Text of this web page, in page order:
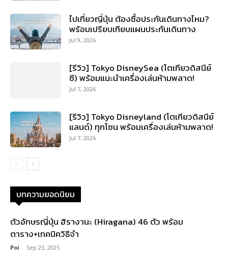
ไปเที่ยวญี่ปุ่น ต้องซื้อประกันเดินทางไหม?
พร้อมเปรียบเทียบแผนประกันเดินทาง
Jul 9, 2026
[รีวิว] Tokyo DisneySea (โตเกียวดิสนีย์
ซี) พร้อมแนะนำเครื่องเล่นห้ามพลาด!
Jul 7, 2026
[รีวิว] Tokyo Disneyland (โตเกียวดิสนีย์
แลนด์) ทุกโซน พร้อมเครื่องเล่นห้ามพลาด!
Jul 7, 2026
บทความยอดนิยม
ตัวอักษรญี่ปุ่น ฮิรางานะ (Hiragana) 46 ตัว พร้อม
ตาราง+เทคนิควิธีจำ
Poi - Sep 23, 2025